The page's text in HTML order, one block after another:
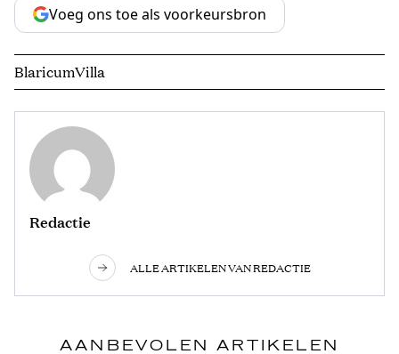
Voeg ons toe als voorkeursbron
BlaricumVilla
Redactie
ALLE ARTIKELEN VAN REDACTIE
AANBEVOLEN ARTIKELEN